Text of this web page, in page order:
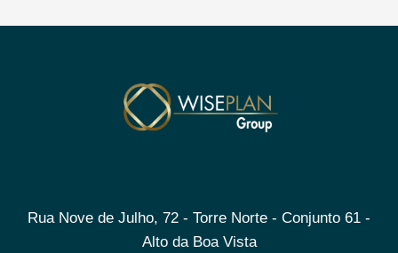
Rua Nove de Julho, 72 - Torre Norte - Conjunto 61 -
Alto da Boa Vista